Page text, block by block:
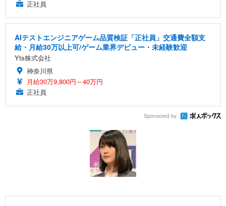
正社員
AIテストエンジニアゲーム品質検証「正社員」交通費全額支
給・月給30万以上可/ゲーム業界デビュー・未経験歓迎
Yts株式会社
神奈川県
月給30万9,800円～40万円
正社員
Sponsored by